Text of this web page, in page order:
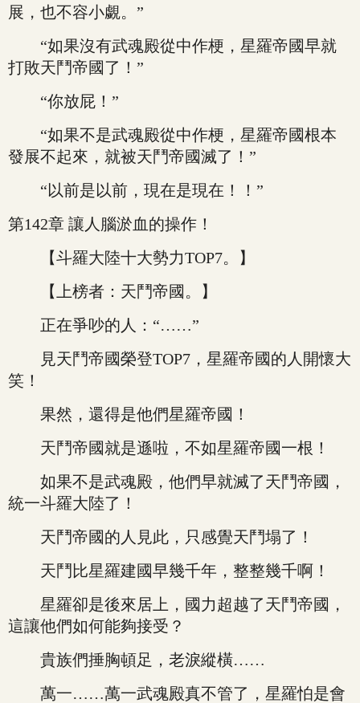
展，也不容小覷。”
“如果沒有武魂殿從中作梗，星羅帝國早就
打敗天鬥帝國了！”
“你放屁！”
“如果不是武魂殿從中作梗，星羅帝國根本
發展不起來，就被天鬥帝國滅了！”
“以前是以前，現在是現在！！”
第142章 讓人腦淤血的操作！
【斗羅大陸十大勢力TOP7。】
【上榜者：天鬥帝國。】
正在爭吵的人：“……”
見天鬥帝國榮登TOP7，星羅帝國的人開懷大
笑！
果然，還得是他們星羅帝國！
天鬥帝國就是遜啦，不如星羅帝國一根！
如果不是武魂殿，他們早就滅了天鬥帝國，
統一斗羅大陸了！
天鬥帝國的人見此，只感覺天鬥塌了！
天鬥比星羅建國早幾千年，整整幾千啊！
星羅卻是後來居上，國力超越了天鬥帝國，
這讓他們如何能夠接受？
貴族們捶胸頓足，老淚縱橫……
萬一……萬一武魂殿真不管了，星羅怕是會